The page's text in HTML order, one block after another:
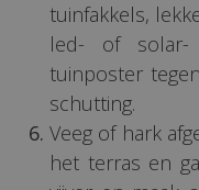
tuinfakkels,
led- of solar-
tuinposter
schutting.
Veeg of hark
het terras en